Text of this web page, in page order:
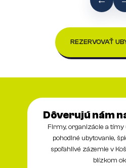
REZERVOVAŤ
Dôverujú nám
Firmy, organizácie a
pohodlné ubytovanie,
spoľahlivé zázemie v
blízkom